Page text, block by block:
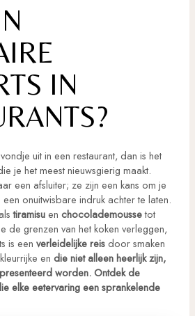
IN
uit in een restaurant, dan is het
je het meest nieuwsgierig maakt.
een afsluiter; ze zijn een kans om je
onuitwisbare indruk achter te laten.
tiramisuen chocolademoussetot
de grenzen van het koken verleggen,
is een verleidelijke reisdoor smaken
en die niet alleen heerlijk zijn,
worden. Ontdek de
elke eetervaring een sprankelende